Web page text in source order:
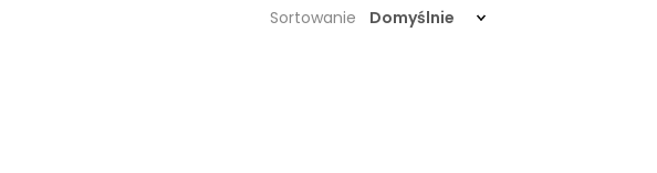
Sortowanie Domyślnie